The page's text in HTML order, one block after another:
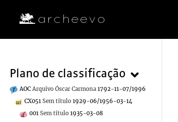
Plano de classificação
AOC Arquivo Óscar Carmona 1792-11-07/1996
CX051 Sem título 1929-06/1956-03-14
001 Sem título 1935-03-08